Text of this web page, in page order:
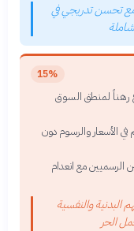
مع تحسن تدريجي في
15%
رهناً لمنطق السوق
الأسعار والرسوم دون
الرسميين مع انعدام
البدنية والنفسية
الحر